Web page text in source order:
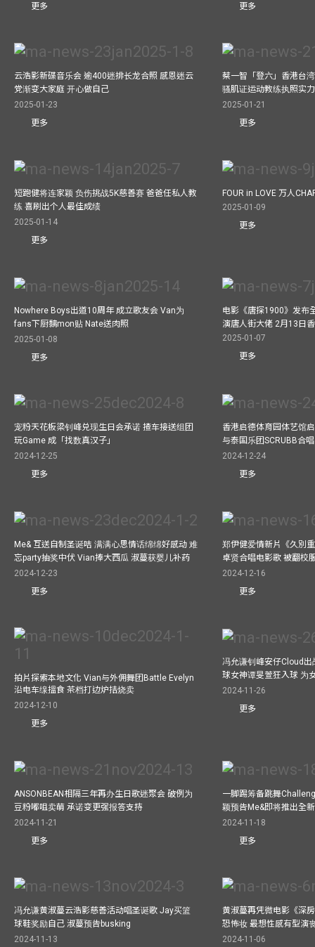
更多
更多
云浩影新碟音乐会 逾400迷排长龙合照 感恩迷云
党渐变大家庭 开心做自己
2025-01-23
更多
蔡一智「登六」香港台
骚肌证运动教练执照实
2025-01-21
更多
短跑健将连家颖 负伤挑战5K慈善赛 爸爸任私人教
练 喜刷出个人最佳成绩
2025-01-14
更多
FOUR in LOVE 万人
2025-01-09
更多
Nowhere Boys出道10周年 成立歌友会 Van为
fans下厨黐mon贴 Nate送肉照
2025-01-08
更多
电影《唐探1900》发布
演唐人街大佬 2月13日
2025-01-07
更多
宠粉天花板梁钊峰兑现生日会承诺 揸车接送组团
玩Game 成「找数真汉子」
2024-12-25
更多
香港启德体育园体艺馆
与泰国乐团SCRUBB合
2024-12-24
更多
Me& 互送自制圣诞咭 满满心思情话绵绵好感动 难
忘party抽奖中伏 Vian捧大西瓜 淑蔓获婴儿补药
2024-12-23
更多
郑伊健爱情新片《久別
卓贤合唱电影歌 被翻校
2024-12-16
更多
拍片探索本地文化 Vian与外佣舞团Battle Evelyn
沿电车缐搵食 茶档打边炉拮烧卖
2024-12-10
更多
冯允谦钊峰安仔Cloud
球女神谭旻萱狂入球 为
2024-11-26
更多
ANSONBEAN相隔三年再办生日歌迷聚会 破例为
豆粉嘟咀卖萌 承诺变更强报答支持
2024-11-21
更多
一脚踢筹备跳舞
颖预告Me&即将推出全
2024-11-18
更多
冯允谦黄淑蔓云浩影慈善活动唱圣诞歌 Jay买篮
球鞋奖励自己 淑蔓预告busking
2024-11-13
黄淑蔓再凭微电影《深
恐怖妆 最想性感有型演
2024-11-06